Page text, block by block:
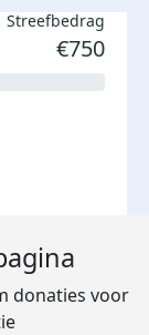
Streefbedrag
€750
donaties voor